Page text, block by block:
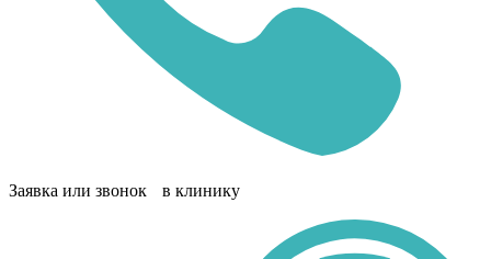
Заявка или звонок в клинику